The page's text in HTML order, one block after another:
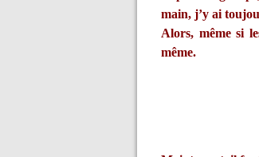
main, j’y ai
Alors, même si
même.